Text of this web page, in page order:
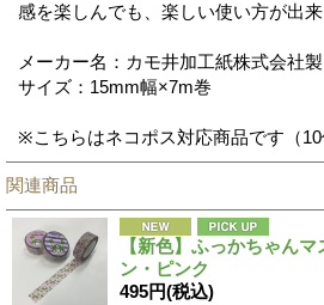
感を楽しんでも、楽しい使い方が出来
メーカー名：カモ井加工紙株式会社製
サイズ：15mm幅×7m巻
※こちらはネコポス対応商品です（10
関連商品
【新色】ふっかちゃん
ン・ピンク
495円(税込)